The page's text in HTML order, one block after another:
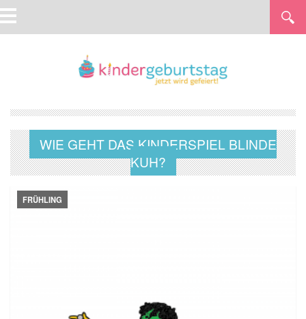
WIE GEHT DAS KINDERSPIEL BLINDE
KUH?
FRÜHLING